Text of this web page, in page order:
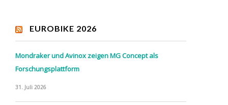
EUROBIKE 2026
Mondraker und Avinox zeigen MG Concept als
Forschungsplattform
31. Juli 2026